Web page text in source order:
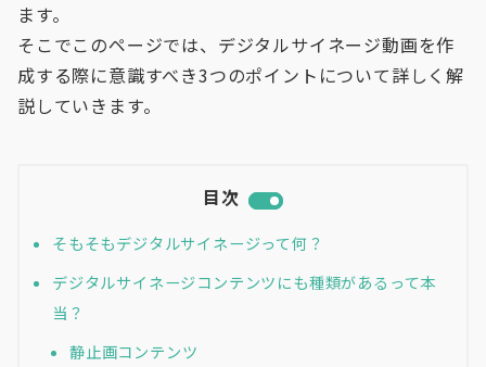
ます。
そこでこのページでは、デジタルサイネージ動画を作
成する際に意識すべき3つのポイントについて詳しく解
説していきます。
目次
そもそもデジタルサイネージって何？
デジタルサイネージコンテンツにも種類があるって本
当？
静止画コンテンツ